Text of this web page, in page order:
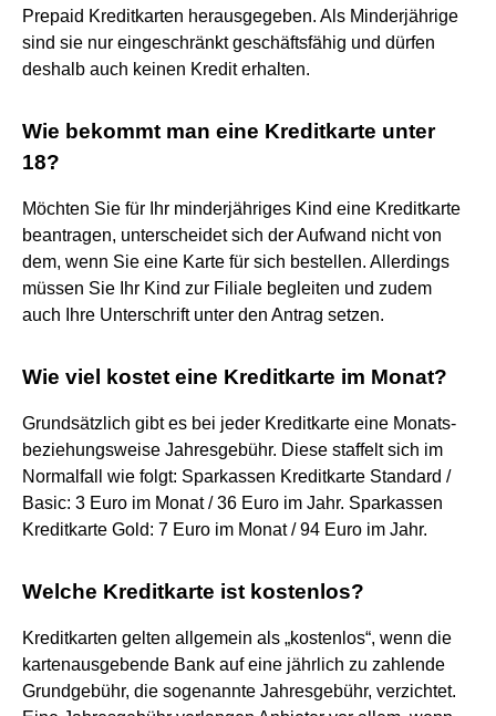
Prepaid Kreditkarten herausgegeben. Als Minderjährige
sind sie nur eingeschränkt geschäftsfähig und dürfen
deshalb auch keinen Kredit erhalten.
Wie bekommt man eine Kreditkarte unter
18?
Möchten Sie für Ihr minderjähriges Kind eine Kreditkarte
beantragen, unterscheidet sich der Aufwand nicht von
dem, wenn Sie eine Karte für sich bestellen. Allerdings
müssen Sie Ihr Kind zur Filiale begleiten und zudem
auch Ihre Unterschrift unter den Antrag setzen.
Wie viel kostet eine Kreditkarte im Monat?
Grundsätzlich gibt es bei jeder Kreditkarte eine Monats-
beziehungsweise Jahresgebühr. Diese staffelt sich im
Normalfall wie folgt: Sparkassen Kreditkarte Standard /
Basic: 3 Euro im Monat / 36 Euro im Jahr. Sparkassen
Kreditkarte Gold: 7 Euro im Monat / 94 Euro im Jahr.
Welche Kreditkarte ist kostenlos?
Kreditkarten gelten allgemein als „kostenlos“, wenn die
kartenausgebende Bank auf eine jährlich zu zahlende
Grundgebühr, die sogenannte Jahresgebühr, verzichtet.